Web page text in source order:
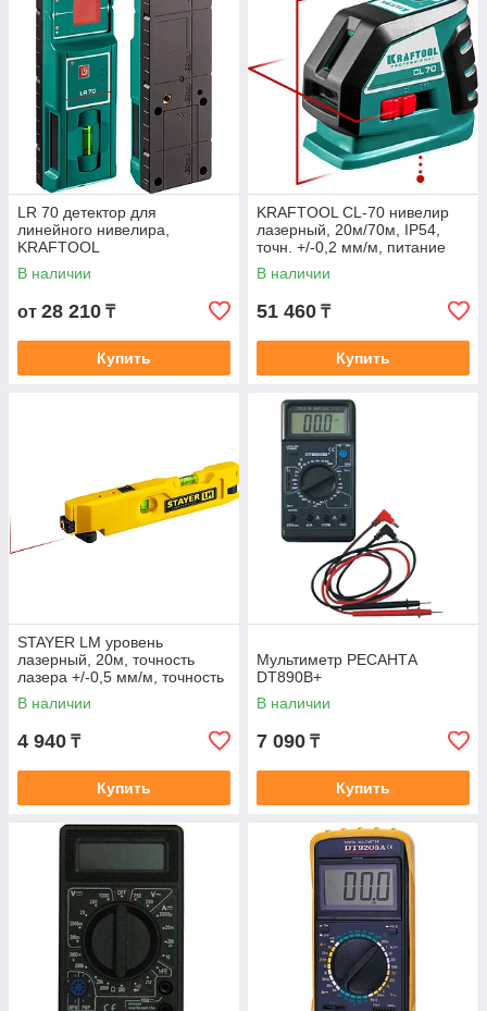
LR 70 детектор для
линейного нивелира,
KRAFTOOL
В наличии
от 28 210 ₸
Купить
KRAFTOOL CL-70 нивелир
лазерный, 20м/70м, IP54,
точн. +/-0,2 мм/м, питание
4хАА, в коробке, 34660
В наличии
51 460 ₸
Купить
STAYER LM уровень
лазерный, 20м, точность
лазера +/-0,5 мм/м, точность
колбы +/-1,5 мм/м
В наличии
4 940 ₸
Купить
Мультиметр РЕСАНТА
DT890B+
В наличии
7 090 ₸
Купить